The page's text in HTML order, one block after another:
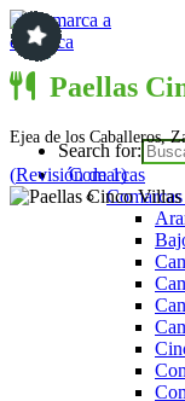
Saltar
al
contenido
Comarca a
Search for:
Comarcas
Paellas
Ejea de los Caballeros,
(Revisión de 1)